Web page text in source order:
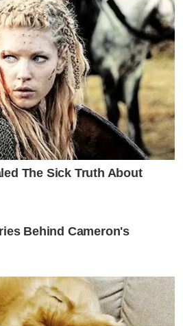
The Sick Truth About
Behind Cameron's